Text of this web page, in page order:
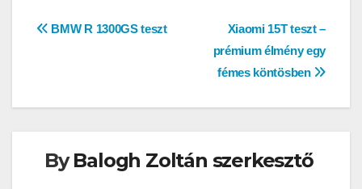
Bejegyzés
Xiaomi 15T teszt –
prémium élmény egy
fémes köntösben
BMW R 1300GS teszt
ByBalogh Zoltán szerkesztő